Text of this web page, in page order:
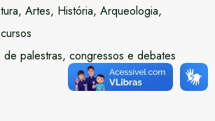
Artes, História, Arqueologia,
de palestras, congressos e debates